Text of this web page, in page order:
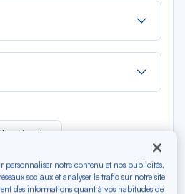
simple
Vider
personnaliser notre contenu et nos publicités,
sociaux et analyser le trafic sur notre site
des informations quant à vos habitudes de